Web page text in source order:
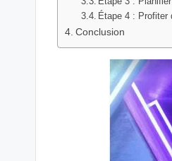
Étape 4 : Profiter
Conclusion